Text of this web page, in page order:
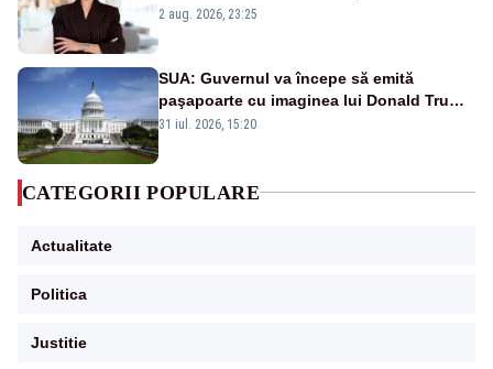
portiță?”
2 aug. 2026, 23:25
SUA: Guvernul va începe să emită
paşapoarte cu imaginea lui Donald Trump
începând cu 8 august
31 iul. 2026, 15:20
CATEGORII POPULARE
Actualitate
Politica
Justitie